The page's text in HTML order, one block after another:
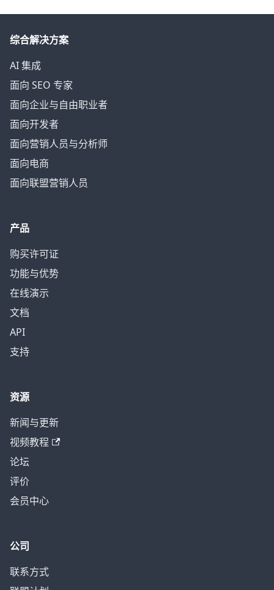
综合解决方案
AI 集成
面向 SEO 专家
面向企业与自由职业者
面向开发者
面向营销人员与分析师
面向电商
面向联盟营销人员
产品
购买许可证
功能与优势
在线演示
文档
API
支持
资源
新闻与更新
视频教程
论坛
评价
会员中心
公司
联系方式